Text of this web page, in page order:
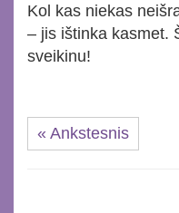
Kol kas niekas
– jis ištinka kasmet.
sveikinu!
« Ankstesnis